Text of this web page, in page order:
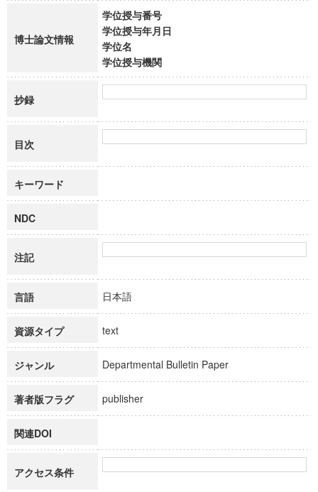
博士論文情報
学位授与番号
学位授与年月日
学位名
学位授与機関
抄録
目次
キーワード
NDC
注記
言語 日本語
資源タイプ text
ジャンル Departmental Bulletin Paper
著者版フラグ publisher
関連DOI
アクセス条件